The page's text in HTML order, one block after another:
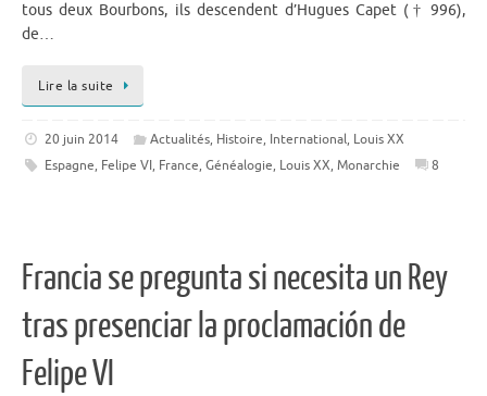
tous deux Bourbons, ils descendent d’Hugues Capet († 996),
de…
Lire la suite
20 juin 2014 Actualités, Histoire, International, Louis XX
Espagne, Felipe VI, France, Généalogie, Louis XX, Monarchie 8
Francia se pregunta si necesita un Rey
tras presenciar la proclamación de
Felipe VI